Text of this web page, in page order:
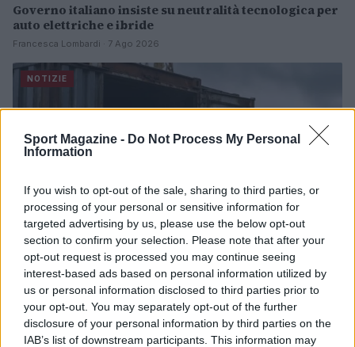
Sport Magazine - Do Not Process My Personal
Information
If you wish to opt-out of the sale, sharing to third parties, or
processing of your personal or sensitive information for
targeted advertising by us, please use the below opt-out
section to confirm your selection. Please note that after your
opt-out request is processed you may continue seeing
interest-based ads based on personal information utilized by
us or personal information disclosed to third parties prior to
your opt-out. You may separately opt-out of the further
disclosure of your personal information by third parties on the
IAB’s list of downstream participants. This information may
Governo italiano insiste su neutralità tecnologica per
auto elettriche e ibride
Francesca Lombardi · 7 Ago 2026
NOTIZIE
Scoperte carcasse di moto e motori in container
destinati al Senegal
Ilaria Mauri · 4 Ago 2026